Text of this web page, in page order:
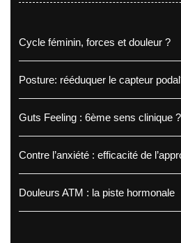
Cycle féminin, forces et douleur ?
Posture: rééduquer le capteur
Guts Feeling : 6ème sens clinique ?
Contre l’anxiété : efficacité de
Douleurs ATM : la piste hormonale